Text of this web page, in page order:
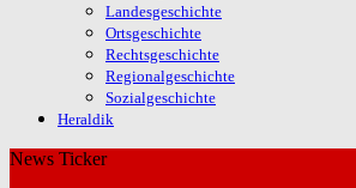
Landesgeschichte
Ortsgeschichte
Rechtsgeschichte
Regionalgeschichte
Sozialgeschichte
Heraldik
News Ticker